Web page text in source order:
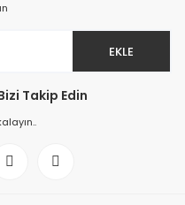
EKLE
Takip Edin